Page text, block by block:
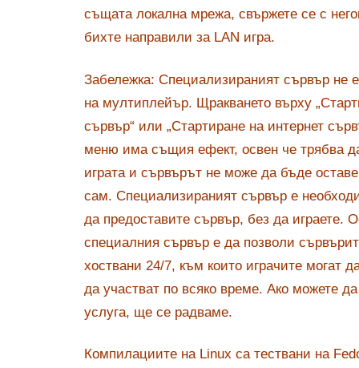
същата локална мрежа, свържете се с
бихте направили за LAN игра.
Забележка: Специализираният сървър не
на мултиплейър. Щракването върху
сървър“ или „Стартиране на интернет
меню има същия ефект, освен че трябва
играта и сървърът не може да бъде
сам. Специализираният сървър е
да предоставите сървър, без да играете.
специалния сървър е да позволи
хоствани 24/7, към които играчите могат
да участват по всяко време. Ако можете
услуга, ще се радваме.
Компилациите на Linux са тествани на